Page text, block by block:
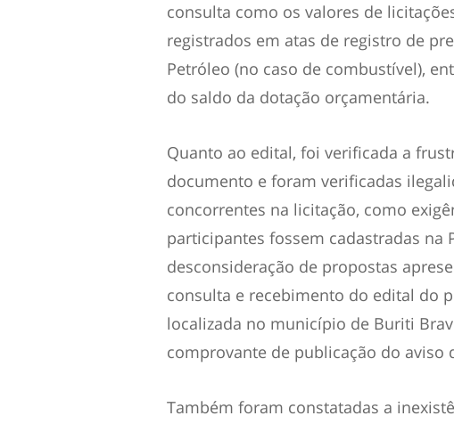
consulta como os valores de
registrados em atas de registro de
Petróleo (no caso de combustível),
do saldo da dotação orçamentária.
Quanto ao edital, foi verificada a
documento e foram verificadas
concorrentes na licitação, como
participantes fossem cadastradas na
desconsideração de propostas
consulta e recebimento do edital do
localizada no município de Buriti
comprovante de publicação do aviso
Também foram constatadas a